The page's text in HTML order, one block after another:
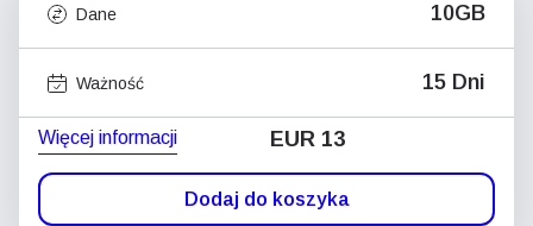
Dane 10GB
Ważność 15 Dni
Więcej informacji EUR 13
Dodaj do koszyka